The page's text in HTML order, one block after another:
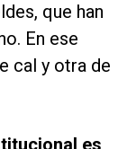
que han
En ese
cal y otra de
es